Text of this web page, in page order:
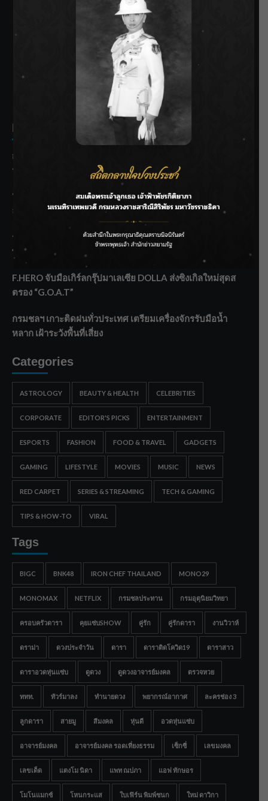
SIAMRATH VARIETY
THE BEST ENTERTAINMENT
Recent Posts
กรมชลฯ รับฟังประชาชน ติดตามแก้ปัญหาโครงการประตู
ระบายน้ำศรีสองรักฯ
‘แมน การิน’ แชร์ความเชื่อชวนคิด! “อยากกินอะไรหลังจาก
ลาโลกนี้ ให้ใส่บาตรสิ่งนั้นไว้ตอนยังมีชีวิต”
ราชเลขานุการในพระองค์ฯ ติดตามโครงการหุบกะพง–ห้วย
ทรายใต้ เสริมความมั่นคงน้ำเพชรบุรี
F.HERO จับมือเกิร์ลกรุ๊ปมาเลเซีย DOLLA ส่งซิงเกิลใหม่สุดส
ตรอง “G.O.A.T”
กรมชลฯ เกาะติดฝนทั่วประเทศ เตรียมเครื่องจักรรับมือน้ำ
หลาก เฝ้าระวังพื้นที่เสี่ยง
Categories
ASTROLOGY BEAUTY & HEALTH CELEBRITIES
CORPORATE EDITOR'S PICKS ENTERTAINMENT
ESPORTS FASHION FOOD & TRAVEL GADGETS
GAMING LIFESTYLE MOVIES MUSIC NEWS
RED CARPET SERIES & STREAMING TECH & GAMING
TIPS & HOW-TO VIRAL
Tags
BIGC BNK48 IRON CHEF THAILAND MONO29
MONOMAX NETFLIX กรมชลประทาน กรมอุตุนิยมวิทยา
ครอบครัวดารา คุยแซ่บSHOW คู่รัก คู่รักดารา งานวิวาห์
ดราม่า ดวงประจำวัน ดารา ดาราติดโควิด19 ดาราสาว
ดาราอวดหุ่นแซ่บ ดูดวง ดูดวงอาจารย์มงคล ตรวจหวย
ททท. ทัวร์มาลง ทำนายดวง พยากรณ์อากาศ ละครช่อง 3
ลูกดารา สายมู สีมงคล หุ่นดี อวดหุ่นแซ่บ
อาจารย์มงคล อาจารย์มงคล รอดเที่ยงธรรม เซ็กซี่ เลขมงคล
เลขเด็ด แตงโม นิดา แพท ณปภา แอฟ ทักษอร
โมโนแมกซ์ โหนกระแส ใบเฟิร์น พิมพ์ชนก ใหม่ ดาวิกา